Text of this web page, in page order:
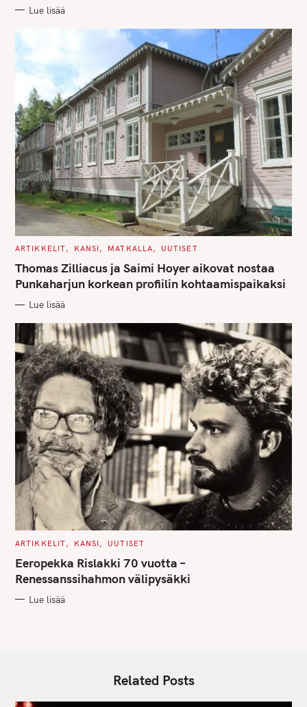
I
Lue lisää
C
T
E
G
O
I
S
ARTIKKELIT KANSI MATKALLA UUTISET
Thomas Zilliacus ja Saimi Hoyer aikovat nostaa
Punkaharjun korkean profiilin kohtaamispaikaksi
Lue lisää
C
T
E
G
O
I
ARTIKKELIT KANSI UUTISET
Eeropekka Rislakki 70 vuotta –
Renessanssihahmon välipysäkki
Lue lisää
Related Posts